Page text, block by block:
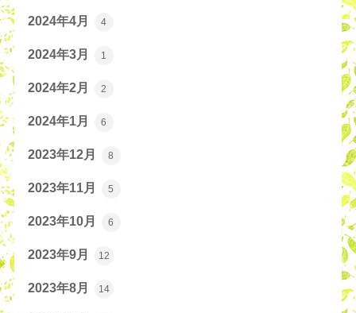
2024年4月 4
2024年3月 1
2024年2月 2
2024年1月 6
2023年12月 8
2023年11月 5
2023年10月 6
2023年9月 12
2023年8月 14